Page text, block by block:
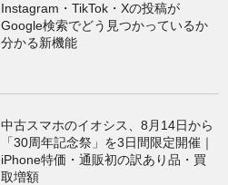
（123） Fitbit（121）
Instagram・TikTok・Xの投稿が
Google検索でどう見つかっているか
分かる新機能
中古スマホのイオシス、8月14日から
「30周年記念祭」を3日間限定開催｜
iPhone特価・通販初の訳あり品・買
取増額